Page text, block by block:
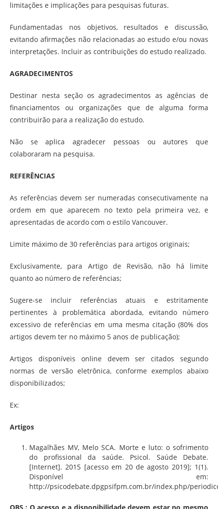
limitações e implicações para pesquisas futuras.
Fundamentadas nos objetivos, resultados e discussão,
evitando afirmações não relacionadas ao estudo e/ou novas
interpretações. Incluir as contribuições do estudo realizado.
AGRADECIMENTOS
Destinar nesta seção os agradecimentos as agências de
financiamentos ou organizações que de alguma forma
contribuirão para a realização do estudo.
Não se aplica agradecer pessoas ou autores que
colaboraram na pesquisa.
REFERÊNCIAS
As referências devem ser numeradas consecutivamente na
ordem em que aparecem no texto pela primeira vez, e
apresentadas de acordo com o estilo Vancouver.
Limite máximo de 30 referências para artigos originais;
Exclusivamente, para Artigo de Revisão, não há limite
quanto ao número de referências;
Sugere-se incluir referências atuais e estritamente
pertinentes à problemática abordada, evitando número
excessivo de referências em uma mesma citação (80% dos
artigos devem ter no máximo 5 anos de publicação);
Artigos disponíveis online devem ser citados segundo
normas de versão eletrônica, conforme exemplos abaixo
disponibilizados;
Ex:
Artigos
Magalhães MV, Melo SCA. Morte e luto: o sofrimento
do profissional da saúde. Psicol. Saúde Debate.
[Internet]. 2015 [acesso em 20 de agosto 2019]; 1(1).
Disponível em:
http://psicodebate.dpgpsifpm.com.br/index.php/